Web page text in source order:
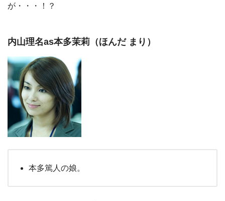
が・・・！？
内山理名as本多茉莉（ほんだ まり）
本多篤人の娘。